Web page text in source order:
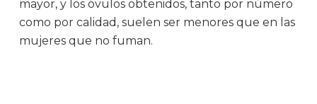
mayor, y los óvulos obtenidos, tanto por número
como por calidad, suelen ser menores que en las
mujeres que no fuman.